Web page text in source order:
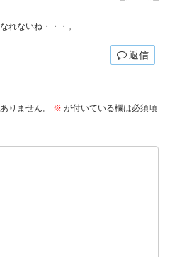
れないね・・・。
返信
りません。 ※ が付いている欄は必須項